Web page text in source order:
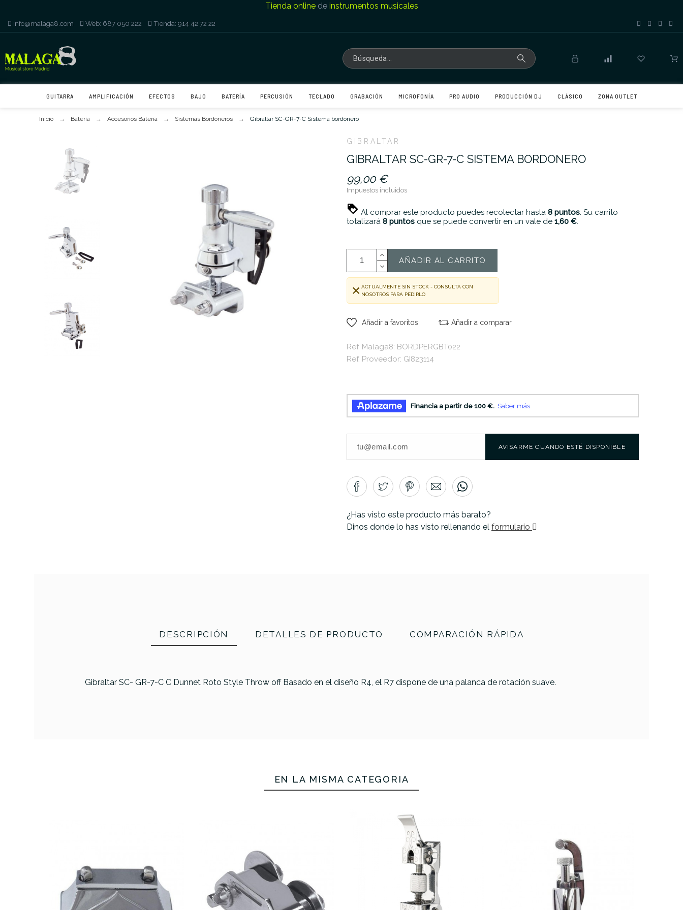
Tienda onlinede instrumentos musicales
info@malaga8.com Web: 687 050 222 Tienda: 914 42 72 22
GUITARRA AMPLIFICACIÓN EFECTOS BAJO BATERÍA PERCUSIÓN TECLADO GRABACIÓN MICROFONÍA PRO AUDIO PRODUCCIÓN DJ CLÁSICO ZONA OUTLET
Inicio Batería Accesorios Batería Sistemas Bordoneros Gibraltar SC-GR-7-C Sistema bordonero
GIBRALTAR
GIBRALTAR SC-GR-7-C SISTEMA BORDONERO
99,00 €
Impuestos incluidos
Al comprar este producto puedes recolectar hasta 8 puntos. Su carrito
totalizará 8 puntos que se puede convertir en un vale de 1,60 €.
AÑADIR AL CARRITO
ACTUALMENTE SIN STOCK - CONSULTA CON
NOSOTROS PARA PEDIRLO
Añadir a favoritos Añadir a comparar
Ref. Malaga8: BORDPERGBT022
Ref. Proveedor: GI823114
AVISARME CUANDO ESTÉ DISPONIBLE
¿Has visto este producto más barato?
Dinos donde lo has visto rellenando el formulario
DESCRIPCIÓN DETALLES DE PRODUCTO COMPARACIÓN RÁPIDA
Gibraltar SC- GR-7-C C Dunnet Roto Style Throw off Basado en el diseño R4, el R7 dispone de una palanca de rotación suave.
Gibraltar SC-GR-4L-C
Sistema Bordonero
Sistema Bordonero Trick
GS007SM Multi 3P Throw
EN LA MISMA CATEGORÍA